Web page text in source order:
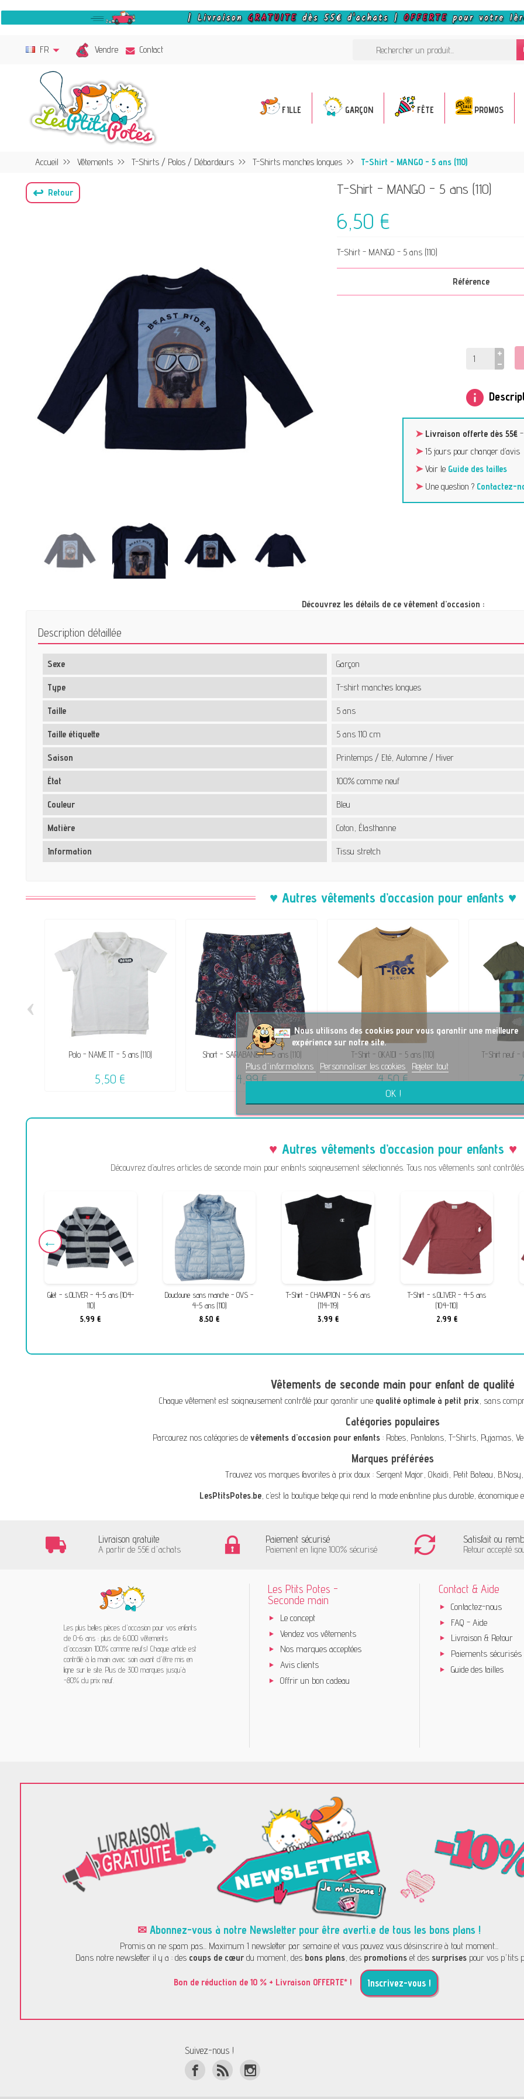
FR Vendre Contact
FILLE GARÇON FÊTE PROMOS
Accueil Vêtements T-Shirts / Polos / Débardeurs T-Shirts manches longues T-Shirt - MANGO - 5 ans (110)
↩ Retour T-Shirt - MANGO - 5 ans (110)
6,50 €
T-Shirt - MANGO - 5 ans (110)
Référence
info
➤ Livraison offerte dès 55€
➤15 jours pour changer d’avis
➤Voir le Guide des tailles
➤Une question ? Contactez-
Découvrez les détails de ce vêtement d’occasion :
Description détaillée
Sexe Garçon
Type T-shirt manches longues
Taille 5 ans
Taille étiquette 5 ans 110 cm
Saison Printemps / Eté, Automne / Hiver
État 100% comme neuf
Couleur Bleu
Matière Coton, Élasthanne
Information Tissu stretch
♥ Autres vêtements d’occasion pour enfants ♥
Polo - NAME IT - 5 ans (110)
5,50 €
Short - SARABANDA - 5 ans (110)
4,99 €
T-Shirt - OKAÏDI - 5 ans (110)
4,50 €
T-Shirt neuf -
‹
Autres vêtements d’occasion pour enfants
Découvrez d’autres articles de seconde main pour enfants soigneusement sélectionnés. Tous nos vêtements sont
Gilet - s.OLIVER - 4-5 ans (104-
110)
5,99 €
Doudoune sans manche - OVS -
4-5 ans (110)
8,50 €
T-Shirt - CHAMPION - 5-6 ans
(114-119)
3,99 €
T-Shirt - s.OLIVER - 4-5 ans
(104-110)
2,99 €
Vêtements de seconde main pour enfant de qualité
Chaque vêtement est soigneusement contrôlé pour garantir une qualité optimale à petit prix, sans
Catégories populaires
Parcourez nos catégories de vêtements d'occasion pour enfants: Robes, Pantalons, T-Shirts, Pyjamas,
Marques préférées
Trouvez vos marques favorites à prix doux :Sergent Major,Okaïdi, Petit Bateau, B.Nosy
LesPtitsPotes.be, c’est la boutique belge qui rend la mode enfantine plus durable, économique
Livraison gratuite
A partir de 55€ d'achats
Paiement sécurisé
Paiement en ligne 100% sécurisé
Satisfait ou
Retour accepté
Les plus belles pièces d'occasion pour vos enfants
de 0-6 ans : plus de 6.000 vêtements
d'occasion 100% comme neufs! Chaque article est
contrôlé à la main avec soin avant d'être mis en
ligne sur le site. Plus de 300 marques jusqu'à
-80% du prix neuf.
Les Ptits Potes -
Seconde main
Le concept
Vendez vos vêtements
Nos marques acceptées
Avis clients
Offrir un bon cadeau
Contact & Aide
Contactez-nous
FAQ - Aide
Livraison & Retour
Paiements sécurisés
Guide des tailles
Nous utilisons des cookies pour vous garantir une meilleure
expérience sur notre site.
Plus d'informations Personnaliser les cookies Rejeter tout
OK !
✉ Abonnez-vous à notre Newsletter pour être averti.e de tous les bons plans !
Promis on ne spam pas... Maximum 1 newsletter par semaine et vous pouvez vous désinscrire à tout moment...
Dans notre newsletter il y a : des coups de cœur du moment, des bons plans, des promotions et dessurprises pour vos p'tits
Bon de réduction de 10 % + Livraison OFFERTE* ! Inscrivez-vous !
Suivez-nous !